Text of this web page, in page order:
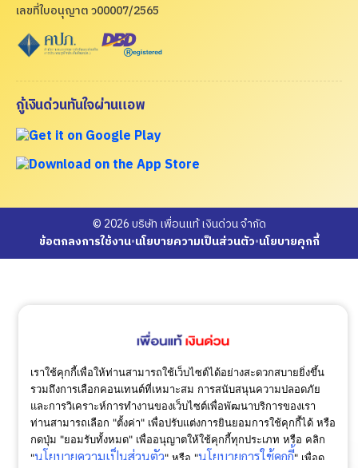
เลขที่ใบอนุญาต ว00007/2565
กู้เงินด่วนทันใจผ่านแอพ
© 2026 บริษัท เพื่อนแท้ เงินด่วน จำกัด
ข้อตกลงการใช้งาน•นโยบายความเป็นส่วนตัว•นโยบายคุกกี้
เราใช้คุกกี้เพื่อให้ท่านสามารถใช้เว็บไซต์ได้อย่างสะดวกสบายยิ่งขึ้น
รวมถึงการเลือกคอนเทนต์ที่เหมาะสม การสนับสนุนความปลอดภัย
และการวิเคราะห์การทำงานของเว็บไซต์เพื่อพัฒนาบริการของเรา
ท่านสามารถเลือก "ตั้งค่า" เพื่อปรับแต่งการยินยอมการใช้คุกกี้ได้ หรือ
กดปุ่ม "ยอมรับทั้งหมด" เพื่ออนุญาตให้ใช้คุกกี้ทุกประเภท หรือ คลิก
"นโยบายความเป็นส่วนตัว" หรือ "นโยบายการใช้คุกกี้" เพื่อดู